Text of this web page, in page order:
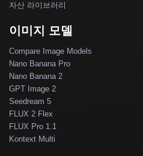
자산 라이브러리
이미지 모델
Compare Image Models
Nano Banana Pro
Nano Banana 2
GPT Image 2
Seedream 5
FLUX 2 Flex
FLUX Pro 1.1
Kontext Multi